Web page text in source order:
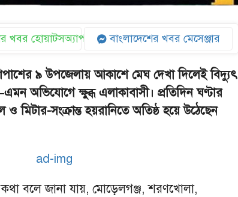
খবর হোয়াটসঅ্যাপ বাংলাদেশের খবর মেসেঞ্জার
৯ উপজেলায় আকাশে মেঘ দেখা দিলেই বিদ্যুৎ
অভিযোগে ক্ষুব্ধ এলাকাবাসী। প্রতিদিন ঘণ্টার
মিটার-সংক্রান্ত হয়রানিতে অতিষ্ঠ হয়ে উঠেছেন
কথা বলে জানা যায়, মোড়েলগঞ্জ, শরণখোলা,